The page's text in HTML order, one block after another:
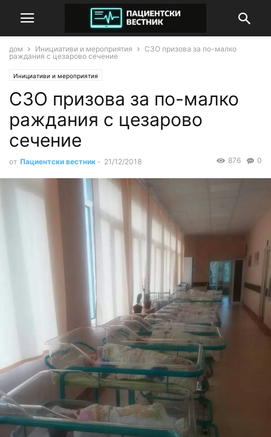
дом Инициативи и мероприятия
СЗО призова за по-малко
раждания с цезарово сечение
Инициативи и мероприятия
СЗО призова за по-малко
раждания с цезарово
сечение
от Пациентски вестник - 21/12/2018 0
876